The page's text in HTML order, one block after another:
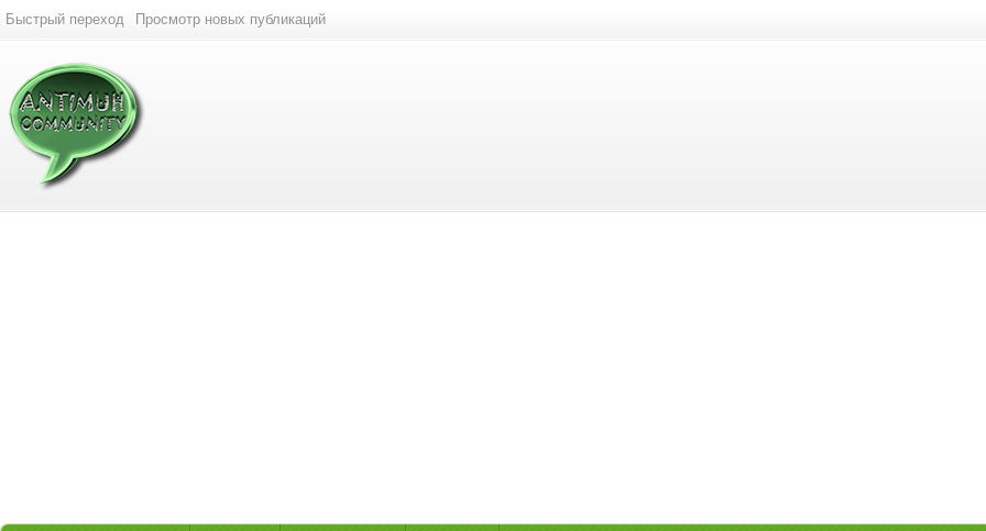
Быстрый переход Просмотр новых публикаций